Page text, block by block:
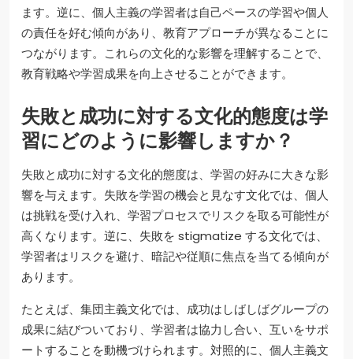
ます。逆に、個人主義の学習者は自己ペースの学習や個人
の責任を好む傾向があり、教育アプローチが異なることに
つながります。これらの文化的な影響を理解することで、
教育戦略や学習成果を向上させることができます。
失敗と成功に対する文化的態度は学
習にどのように影響しますか？
失敗と成功に対する文化的態度は、学習の好みに大きな影
響を与えます。失敗を学習の機会と見なす文化では、個人
は挑戦を受け入れ、学習プロセスでリスクを取る可能性が
高くなります。逆に、失敗を stigmatize する文化では、
学習者はリスクを避け、暗記や従順に焦点を当てる傾向が
あります。
たとえば、集団主義文化では、成功はしばしばグループの
成果に結びついており、学習者は協力し合い、互いをサポ
ートすることを動機づけられます。対照的に、個人主義文